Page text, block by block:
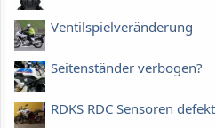
Ventilspielveränderung
Seitenständer verbogen?
RDKS RDC Sensoren defekt